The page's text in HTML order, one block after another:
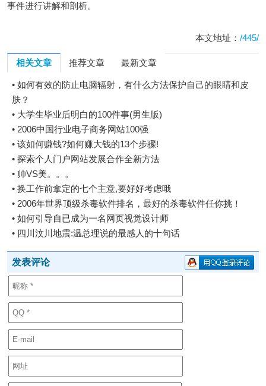
事件进行讲解和剖析。
本文地址： /445/
相关文章 推荐文章 最新文章
•如何有效的防止电脑辐射，有什么方法保护自己的眼睛和皮
肤？
• 大学生毕业后明白的100件事(男生版)
• 2006中国行业电子商务网站100强
•该如何赚钱?如何赚大钱的13个步骤!
•探索个人门户网站发展合作全新方法
• 帅VS美。。。
•换工作前拿定的七个主意,要好好考虑哦
• 2006年世界顶级杀毒软件排名，最好的杀毒软件任你挑！
•如何引导自已成为一名网页视觉设计师
• 四川汶川地震:温总理说的最感人的十句话
发表评论